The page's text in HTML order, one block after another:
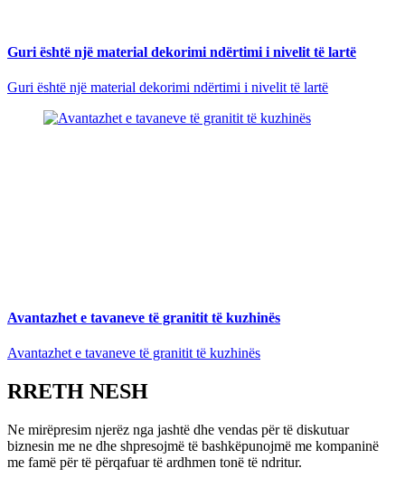
Guri është një material dekorimi ndërtimi i nivelit të lartë
Guri është një material dekorimi ndërtimi i nivelit të lartë
Avantazhet e tavaneve të granitit të kuzhinës
Avantazhet e tavaneve të granitit të kuzhinës
RRETH NESH
Ne mirëpresim njerëz nga jashtë dhe vendas për të diskutuar
biznesin me ne dhe shpresojmë të bashkëpunojmë me kompaninë
me famë për të përqafuar të ardhmen tonë të ndritur.